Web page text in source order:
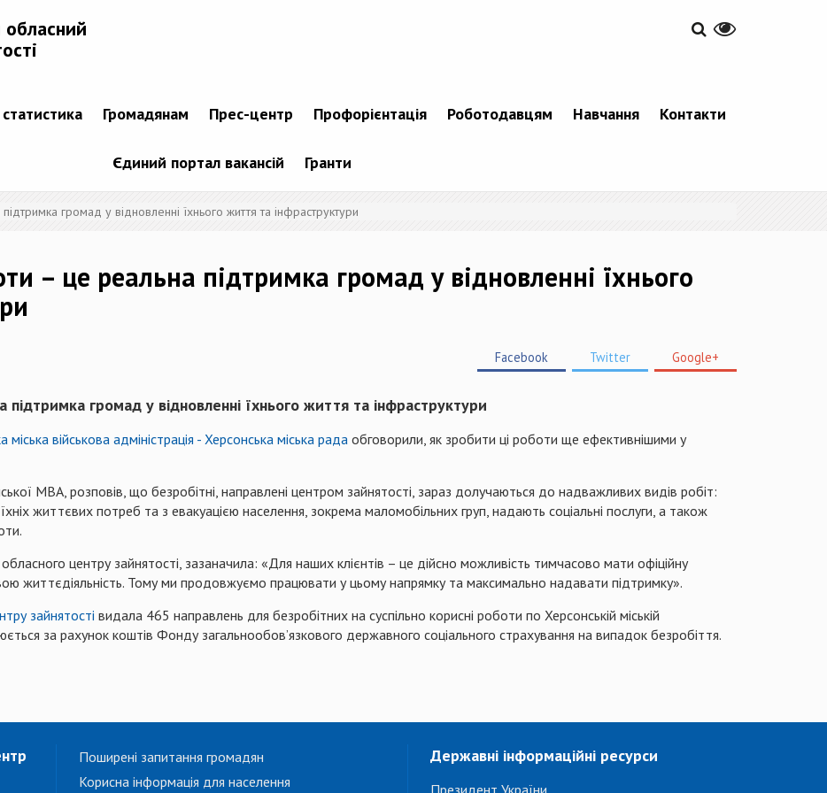
Громадянам Прес-центр Профорієнтація Роботодавцям Навчання Контакти
Єдиний портал вакансій Гранти
громад у відновленні їхнього життя та інфраструктури
– це реальна підтримка громад у відновленні їхнього
Facebook Twitter Google+
підтримка громад у відновленні їхнього життя та інфраструктури
міська військова адміністрація - Херсонська міська рада обговорили, як зробити ці роботи ще ефективнішими у
МВА, розповів, що безробітні, направлені центром зайнятості, зараз долучаються до надважливих видів робіт:
життєвих потреб та з евакуацією населення, зокрема маломобільних груп, надають соціальні послуги, а також
центру зайнятості, зазаначила: «Для наших клієнтів – це дійсно можливість тимчасово мати офіційну
життєдіяльність. Тому ми продовжуємо працювати у цьому напрямку та максимально надавати підтримку».
зайнятості видала 465 направлень для безробітних на суспільно корисні роботи по Херсонській міській
за рахунок коштів Фонду загальнообов’язкового державного соціального страхування на випадок безробіття.
Поширені запитання громадян
Корисна інформація для населення
Державні інформаційні ресурси
Президент України